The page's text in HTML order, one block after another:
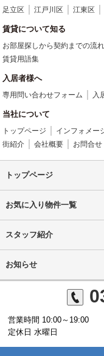
足立区 江戸川区 江東区
賃貸について知る
お部屋探しから契約までの流れ
賃貸用語集
入居者様へ
専用問い合わせフォーム 入
当社について
トップページ インフォメー
街紹介
会社概要 お問合せ
トップページ
お気に入り物件一覧
スタッフ紹介
お知らせ
営業時間 10:00～19:00
定休日 水曜日